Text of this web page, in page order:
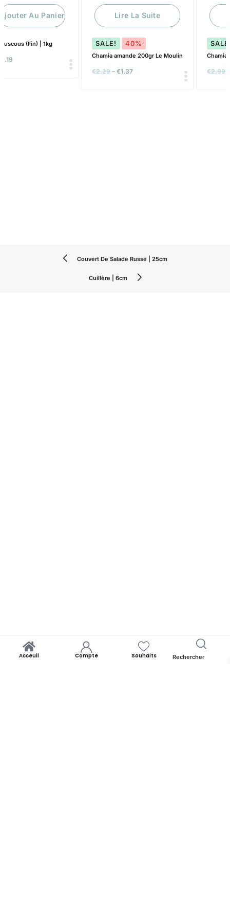
2.19
(Fin) | 1kg
Ajouter Au Panier
€2.29 –€1.37
Chamia amande 200gr Le Moulin
SALE! 40%
Lire La Suite
€2.99
Chamia
Couvert De Salade Russe | 25cm
Cuillère | 6cm
Acceuil Compte Souhaits Rechercher